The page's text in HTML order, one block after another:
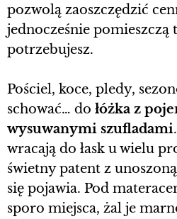
pozwolą zaoszczędzić
jednocześnie pomieszczą
potrzebujesz.
Pościel, koce, pledy,
schować… do łóżka z
wysuwanymi szufladami
wracają do łask u wielu
świetny patent z
się pojawia. Pod
sporo miejsca, żal je